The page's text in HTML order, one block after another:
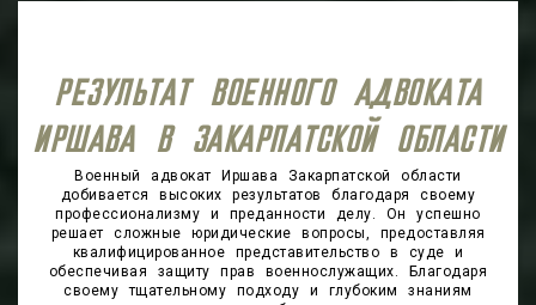
РЕЗУЛЬТАТ ВОЕННОГО АДВОКАТА
ИРШАВА В ЗАКАРПАТСКОЙ ОБЛАСТИ
Военный адвокат Иршава Закарпатской области
добивается высоких результатов благодаря своему
профессионализму и преданности делу. Он успешно
решает сложные юридические вопросы, предоставляя
квалифицированное представительство в суде и
обеспечивая защиту прав военнослужащих. Благодаря
своему тщательному подходу и глубоким знаниям